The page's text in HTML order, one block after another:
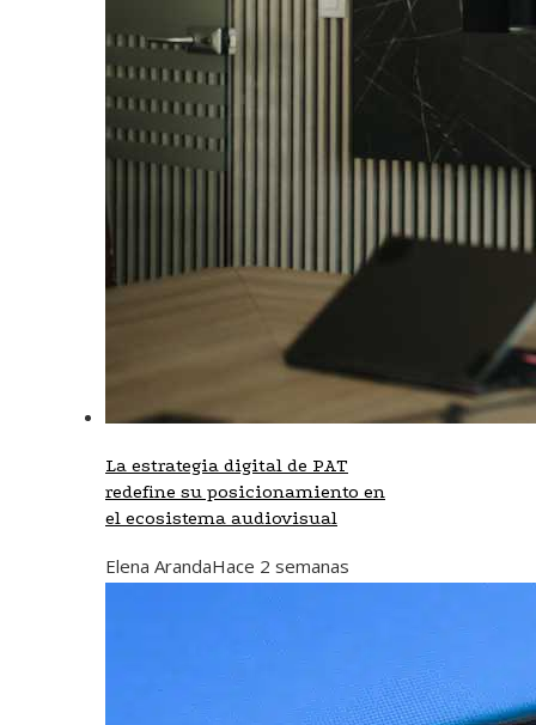
La estrategia digital de PAT
redefine su posicionamiento en
el ecosistema audiovisual
Elena ArandaHace 2 semanas